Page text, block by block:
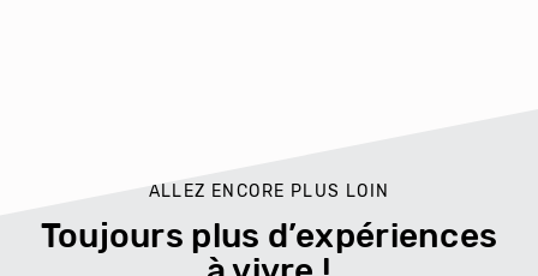
ALLEZ ENCORE PLUS LOIN
Toujours plus d’expériences